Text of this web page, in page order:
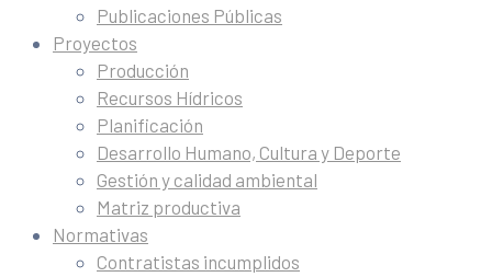
Publicaciones Públicas
Proyectos
Producción
Recursos Hídricos
Planificación
Desarrollo Humano, Cultura y Deporte
Gestión y calidad ambiental
Matriz productiva
Normativas
Contratistas incumplidos